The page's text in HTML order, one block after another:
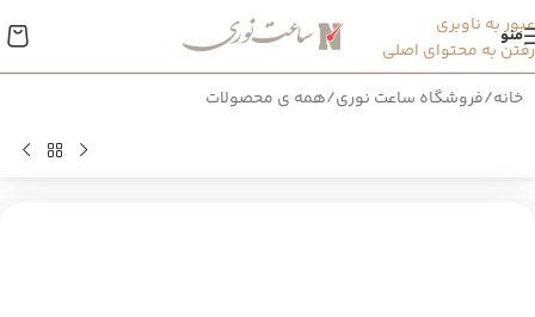
عبور به ناوبری
رفتن به محتوای اصلی
منو
خانه/فروشگاه ساعت نوری/همه ی محصولات